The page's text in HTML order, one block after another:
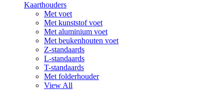
Kaarthouders
Met voet
Met kunststof voet
Met aluminium voet
Met beukenhouten voet
Z-standaards
L-standaards
T-standaards
Met folderhouder
View All